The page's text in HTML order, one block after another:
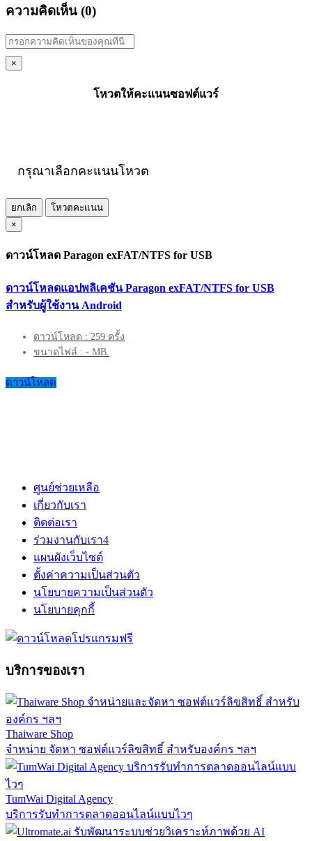
ความคิดเห็น (0)
×
โหวตให้คะแนนซอฟต์แวร์
กรุณาเลือกคะแนนโหวต
ยกเลิก
โหวตคะแนน
×
ดาวน์โหลด Paragon exFAT/NTFS for USB
ดาวน์โหลดแอปพลิเคชัน Paragon exFAT/NTFS for USB
สำหรับผู้ใช้งาน Android
ดาวน์โหลด : 259 ครั้ง
ขนาดไฟล์ : - MB.
ดาวน์โหลด
ศูนย์ช่วยเหลือ
เกี่ยวกับเรา
ติดต่อเรา
ร่วมงานกับเรา4
แผนผังเว็บไซต์
ตั้งค่าความเป็นส่วนตัว
นโยบายความเป็นส่วนตัว
นโยบายคุกกี้
บริการของเรา
Thaiware Shop
จำหน่าย จัดหา ซอฟต์แวร์ลิขสิทธิ์ สำหรับองค์กร ฯลฯ
TumWai Digital Agency
บริการรับทำการตลาดออนไลน์แบบไวๆ